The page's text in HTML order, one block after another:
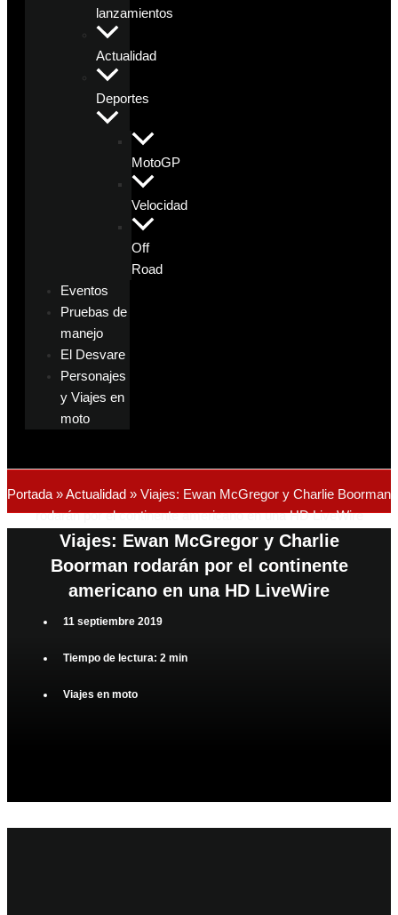
lanzamientos
Actualidad
Deportes
MotoGP
Velocidad
Off
Road
Eventos
Pruebas de
manejo
El Desvare
Personajes
y Viajes en
moto
Portada »Actualidad » Viajes: Ewan McGregor y Charlie Boorman
rodarán por el continente americano en una HD LiveWire
Viajes: Ewan McGregor y Charlie
Boorman rodarán por el continente
americano en una HD LiveWire
11 septiembre 2019
Tiempo de lectura: 2 min
Viajes en moto